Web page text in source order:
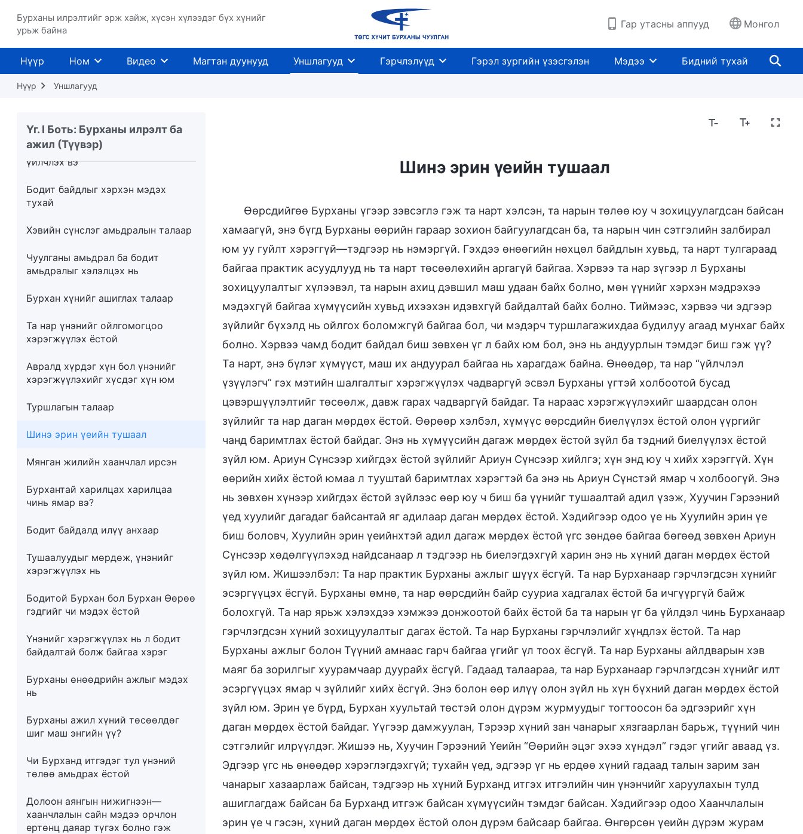
Бурханы илрэлтийг эрж хайж, хүсэн хүлээдэг бүх хүнийг
урьж байна
Гар утасны аппууд Монгол
Нүүр Ном Видео Магтан дуунууд Уншлагууд Гэрчлэлүүд Гэрэл зургийн үзэсгэлэн Мэдээ Бидний тухай
Нүүр Уншлагууд
Үг. I Боть: Бурханы илрэлт ба
ажил (Түүвэр)
тогтоох нь маш чухал
Төгс болсон хүмүүст өгөх амлалт
Хэрхэн Бурханы хүсэлд нийцүүлэн
үйлчлэх вэ
Бодит байдлыг хэрхэн мэдэх
тухай
Хэвийн сүнслэг амьдралын талаар
Чуулганы амьдрал ба бодит
амьдралыг хэлэлцэх нь
Бурхан хүнийг ашиглах талаар
Та нар үнэнийг ойлгомогцоо
хэрэгжүүлэх ёстой
Авралд хүрдэг хүн бол үнэнийг
хэрэгжүүлэхийг хүсдэг хүн юм
Туршлагын талаар
Шинэ эрин үеийн тушаал
Мянган жилийн хаанчлал ирсэн
Бурхантай харилцах харилцаа
чинь ямар вэ?
Бодит байдалд илүү анхаар
Тушаалуудыг мөрдөж, үнэнийг
хэрэгжүүлэх нь
Бодитой Бурхан бол Бурхан Өөрөө
гэдгийг чи мэдэх ёстой
Үнэнийг хэрэгжүүлэх нь л бодит
байдалтай болж байгаа хэрэг
Бурханы өнөөдрийн ажлыг мэдэх
нь
Бурханы ажил хүний төсөөлдөг
шиг маш энгийн үү?
Чи Бурханд итгэдэг тул үнэний
төлөө амьдрах ёстой
Долоон аянгын нижигнээн—
хаанчлалын сайн мэдээ орчлон
ертөнц даяар түгэх болно гэж
Шинэ эрин үеийн тушаал
Өөрсдийгөө Бурханы үгээр зэвсэглэ гэж та нарт хэлсэн, та нарын төлөө юу ч зохицуулагдсан байсан
хамаагүй, энэ бүгд Бурханы өөрийн гараар зохион байгуулагдсан ба, та нарын чин сэтгэлийн залбирал
юм уу гуйлт хэрэггүй—тэдгээр нь нэмэргүй. Гэхдээ өнөөгийн нөхцөл байдлын хувьд, та нарт тулгараад
байгаа практик асуудлууд нь та нарт төсөөлөхийн аргагүй байгаа. Хэрвээ та нар зүгээр л Бурханы
зохицуулалтыг хүлээвэл, та нарын ахиц дэвшил маш удаан байх болно, мөн үүнийг хэрхэн мэдрэхээ
мэдэхгүй байгаа хүмүүсийн хувьд ихээхэн идэвхгүй байдалтай байх болно. Тиймээс, хэрвээ чи эдгээр
зүйлийг бүхэлд нь ойлгох боломжгүй байгаа бол, чи мэдэрч туршлагажихдаа будилуу агаад мунхаг байх
болно. Хэрвээ чамд бодит байдал биш зөвхөн үг л байх юм бол, энэ нь андуурлын тэмдэг биш гэж үү?
Та нарт, энэ бүлэг хүмүүст, маш их андуурал байгаа нь харагдаж байна. Өнөөдөр, та нар “үйлчлэл
үзүүлэгч” гэх мэтийн шалгалтыг хэрэгжүүлэх чадваргүй эсвэл Бурханы үгтэй холбоотой бусад
цэвэршүүлэлтийг төсөөлж, давж гарах чадваргүй байдаг. Та нараас хэрэгжүүлэхийг шаардсан олон
зүйлийг та нар даган мөрдөх ёстой. Өөрөөр хэлбэл, хүмүүс өөрсдийн биелүүлэх ёстой олон үүргийг
чанд баримтлах ёстой байдаг. Энэ нь хүмүүсийн дагаж мөрдөх ёстой зүйл ба тэдний биелүүлэх ёстой
зүйл юм. Ариун Сүнсээр хийгдэх ёстой зүйлийг Ариун Сүнсээр хийлгэ; хүн энд юу ч хийх хэрэггүй. Хүн
өөрийн хийх ёстой юмаа л тууштай баримтлах хэрэгтэй ба энэ нь Ариун Сүнстэй ямар ч холбоогүй. Энэ
нь зөвхөн хүнээр хийгдэх ёстой зүйлээс өөр юу ч биш ба үүнийг тушаалтай адил үзэж, Хуучин Гэрээний
үед хуулийг дагадаг байсантай яг адилаар даган мөрдөх ёстой. Хэдийгээр одоо үе нь Хуулийн эрин үе
биш боловч, Хуулийн эрин үеийнхтэй адил дагаж мөрдөх ёстой үгс зөндөө байгаа бөгөөд зөвхөн Ариун
Сүнсээр хөдөлгүүлэхэд найдсанаар л тэдгээр нь биелэгдэхгүй харин энэ нь хүний даган мөрдөх ёстой
зүйл юм. Жишээлбэл: Та нар практик Бурханы ажлыг шүүх ёсгүй. Та нар Бурханаар гэрчлэгдсэн хүнийг
эсэргүүцэх ёсгүй. Бурханы өмнө, та нар өөрсдийн байр сууриа хадгалах ёстой ба ичгүүргүй байж
болохгүй. Та нар ярьж хэлэхдээ хэмжээ донжоотой байх ёстой ба та нарын үг ба үйлдэл чинь Бурханаар
гэрчлэгдсэн хүний зохицуулалтыг дагах ёстой. Та нар Бурханы гэрчлэлийг хүндлэх ёстой. Та нар
Бурханы ажлыг болон Түүний амнаас гарч байгаа үгийг үл тоох ёсгүй. Та нар Бурханы айлдварын хэв
маяг ба зорилгыг хуурамчаар дуурайх ёсгүй. Гадаад талаараа, та нар Бурханаар гэрчлэгдсэн хүнийг илт
эсэргүүцэх ямар ч зүйлийг хийх ёсгүй. Энэ болон өөр илүү олон зүйл нь хүн бүхний даган мөрдөх ёстой
зүйл юм. Эрин үе бүрд, Бурхан хуультай төстэй олон дүрэм журмуудыг тогтоосон ба эдгээрийг хүн
даган мөрдөх ёстой байдаг. Үүгээр дамжуулан, Тэрээр хүний зан чанарыг хязгаарлан барьж, түүний чин
сэтгэлийг илрүүлдэг. Жишээ нь, Хуучин Гэрээний Үеийн “Өөрийн эцэг эхээ хүндэл” гэдэг үгийг аваад үз.
Эдгээр үгс нь өнөөдөр хэрэглэгдэхгүй; тухайн үед, эдгээр үг нь ердөө хүний гадаад талын зарим зан
чанарыг хазаарлаж байсан, тэдгээр нь хүний Бурханд итгэх итгэлийн чин үнэнчийг харуулахын тулд
ашиглагдаж байсан ба Бурханд итгэж байсан хүмүүсийн тэмдэг байсан. Хэдийгээр одоо Хаанчлалын
эрин үе ч гэсэн, хүний даган мөрдөх ёстой олон дүрэм байсаар байгаа. Өнгөрсөн үеийн дүрэм журам